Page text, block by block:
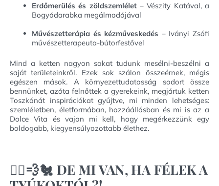
Erdőmerülés és zöldszemlélet– Vészity Katával, a
Bogyódarabka megálmodójával
Művészetterápia és kézműveskedés – Iványi Zsófi
művészetterapeuta-bútorfestővel
Mind a ketten nagyon sokat tudunk mesélni-beszélni a
saját területeinkről. Ezek sok szálon összeérnek, mégis
egészen mások. A környezettudatosság sodort össze
bennünket, azóta felnőttek a gyerekeink, megjártuk ketten
Toszkánát inspirációkat gyűjtve, mi minden lehetséges:
szemléletben, életformában, hozzáállásban és mi is az a
Dolce Vita és vajon mi kell, hogy megérkezzünk egy
boldogabb, kiegyensúlyozottabb élethez.
🏃‍♀️💨🐔 DE MI VAN, HA FÉLEK A